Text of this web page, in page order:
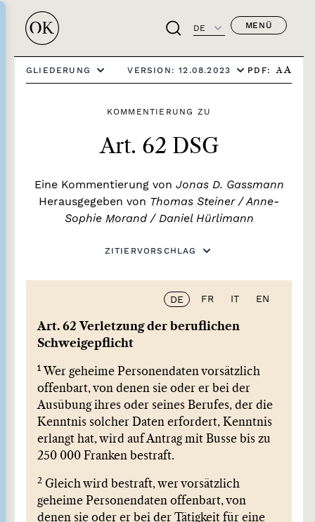
DE MENÜ
GLIEDERUNG VERSION: 12.08.2023 PDF: A A
KOMMENTIERUNG ZU
Art. 62 DSG
Eine Kommentierung von Jonas D. Gassmann
Herausgegeben von Thomas Steiner/Anne-
Sophie Morand/ Daniel Hürlimann
ZITIERVORSCHLAG
DE FR IT EN
Art. 62 Verletzung der beruflichen
Schweigepflicht
1 Wer geheime Personendaten vorsätzlich
offenbart, von denen sie oder er bei der
Ausübung ihres oder seines Berufes, der die
Kenntnis solcher Daten erfordert, Kenntnis
erlangt hat, wird auf Antrag mit Busse bis zu
250 000 Franken bestraft.
2 Gleich wird bestraft, wer vorsätzlich
geheime Personendaten offenbart, von
denen sie oder er bei der Tätigkeit für eine